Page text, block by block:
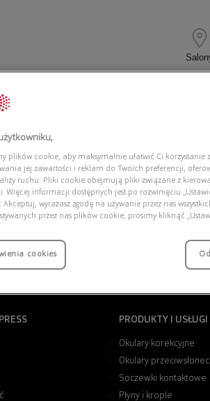
KOREKCYJNE
UNSF0210 EEN0
PRODUKTY I USŁUGI
Okulary korekcyjne
Okulary
Soczewki kontaktowe
Płyny i krople
plików cookie, aby maksymalnie ułatwić Ci korzystanie
jej zawartości i reklam do Twoich preferencji,
ruchu. Pliki cookie obejmują pliki związane z
Więcej informacji dostępnych jest po rozwinięciu
Akceptuj, wyrażasz zgodę na używanie przez nas
przez nas plików cookie, prosimy kliknąć
cookies